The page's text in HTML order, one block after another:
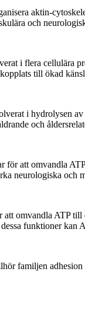
aktin-
och
i flera cellulära
till ökad
i hydrolysen
och
att omvandla
neurologiska och
omvandla ATP
funktioner
familjen